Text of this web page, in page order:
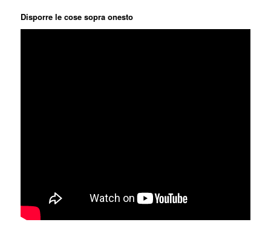
Disporre le cose sopra onesto